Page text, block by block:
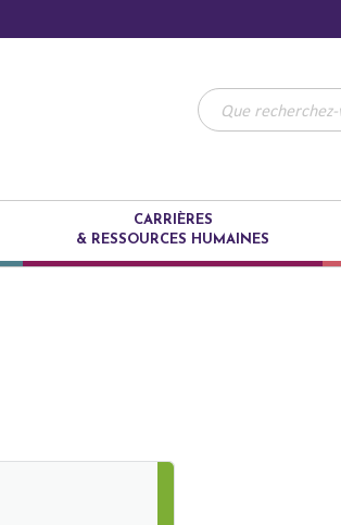
CARRIÈRES
& RESSOURCES HUMAINES